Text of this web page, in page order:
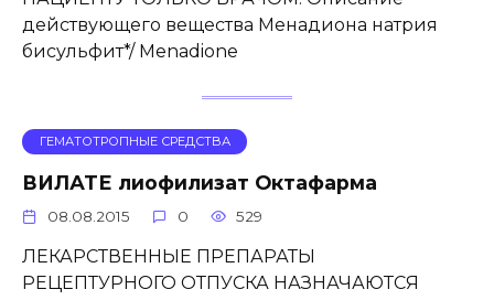
действующего вещества Менадиона натрия
бисульфит*/ Menadione
ГЕМАТОТРОПНЫЕ СРЕДСТВА
ВИЛАТЕ лиофилизат Октафарма
08.08.2015 0 529
ЛЕКАРСТВЕННЫЕ ПРЕПАРАТЫ
РЕЦЕПТУРНОГО ОТПУСКА НАЗНАЧАЮТСЯ